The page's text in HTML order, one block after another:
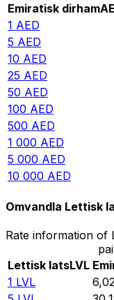
Emiratisk dirham
1 AED
5 AED
10 AED
25 AED
50 AED
100 AED
500 AED
1 000 AED
5 000 AED
10 000 AED
Omvandla Lettisk
Rate information of
Lettisk latsLVL
1 LVL